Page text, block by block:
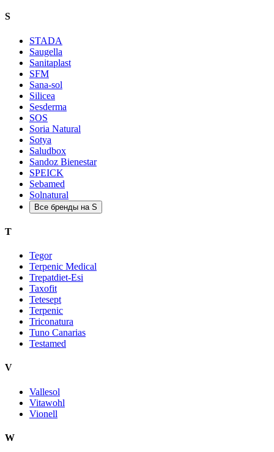
S
STADA
Saugella
Sanitaplast
SFM
Sana-sol
Silicea
Sesderma
SOS
Soria Natural
Sotya
Saludbox
Sandoz Bienestar
SPEICK
Sebamed
Solnatural
Все бренды на S
T
Tegor
Terpenic Medical
Trepatdiet-Esi
Taxofit
Tetesept
Terpenic
Triconatura
Tuno Canarias
Testamed
V
Vallesol
Vitawohl
Vionell
W